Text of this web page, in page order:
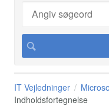
IT Vejledninger
Indholdsfortegnelse